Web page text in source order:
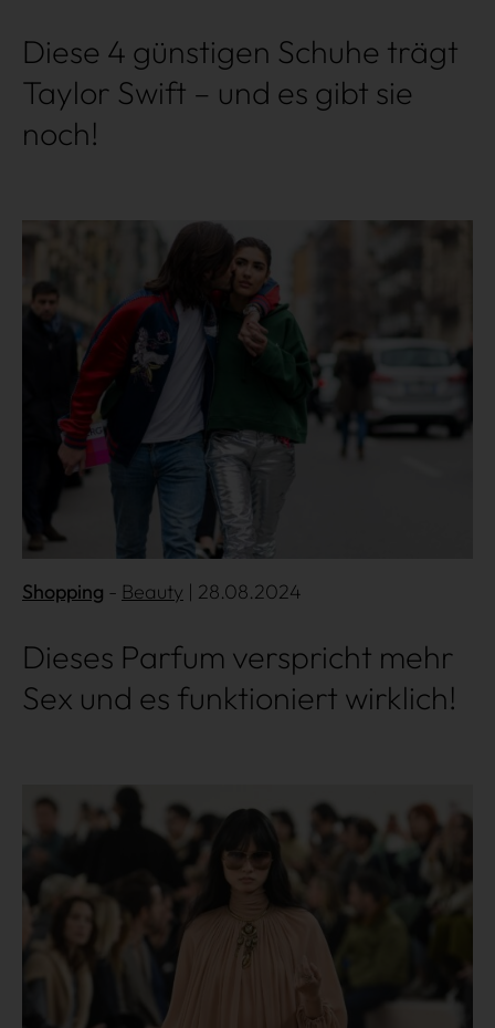
Shopping
Gossip
Win Win
Diese 4 günstigen Schuhe trägt
Taylor Swift – und es gibt sie
noch!
Shopping Beauty | 28.08.2024
Dieses Parfum verspricht mehr
Sex und es funktioniert wirklich!
Mehr lesen
Mehr lesen